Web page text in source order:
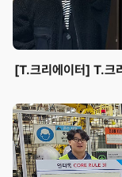
[T.크리에이터] T.크